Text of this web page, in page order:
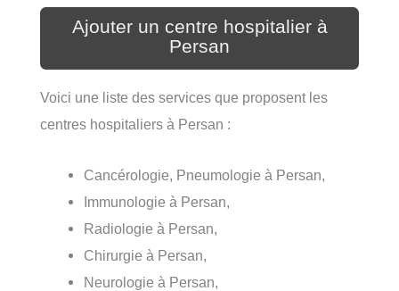
Ajouter un centre hospitalier à
Persan
Voici une liste des services que proposent les
centres hospitaliers à Persan :
Cancérologie, Pneumologie à Persan,
Immunologie à Persan,
Radiologie à Persan,
Chirurgie à Persan,
Neurologie à Persan,